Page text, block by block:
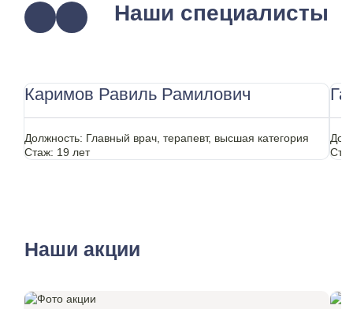
Наши специалисты
Каримов Равиль Рамилович
Должность: Главный врач, терапевт, высшая категория
Стаж: 19 лет
Наши акции